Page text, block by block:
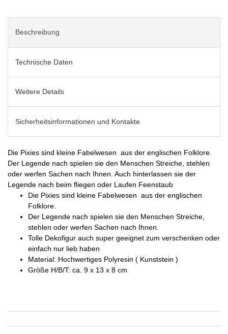
Beschreibung
Technische Daten
Weitere Details
Sicherheitsinformationen und Kontakte
Die Pixies sind kleine Fabelwesen aus der englischen Folklore.
Der Legende nach spielen sie den Menschen Streiche, stehlen
oder werfen Sachen nach Ihnen. Auch hinterlassen sie der
Legende nach beim fliegen oder Laufen Feenstaub
Die Pixies sind kleine Fabelwesen aus der englischen
Folklore.
Der Legende nach spielen sie den Menschen Streiche,
stehlen oder werfen Sachen nach Ihnen.
Tolle Dekofigur auch super geeignet zum verschenken oder
einfach nur lieb haben
Material: Hochwertiges Polyresin ( Kunststein )
Größe H/B/T: ca. 9 x 13 x 8 cm